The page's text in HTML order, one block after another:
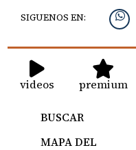
SIGUENOS EN:
videos premium
BUSCAR
MAPA DEL